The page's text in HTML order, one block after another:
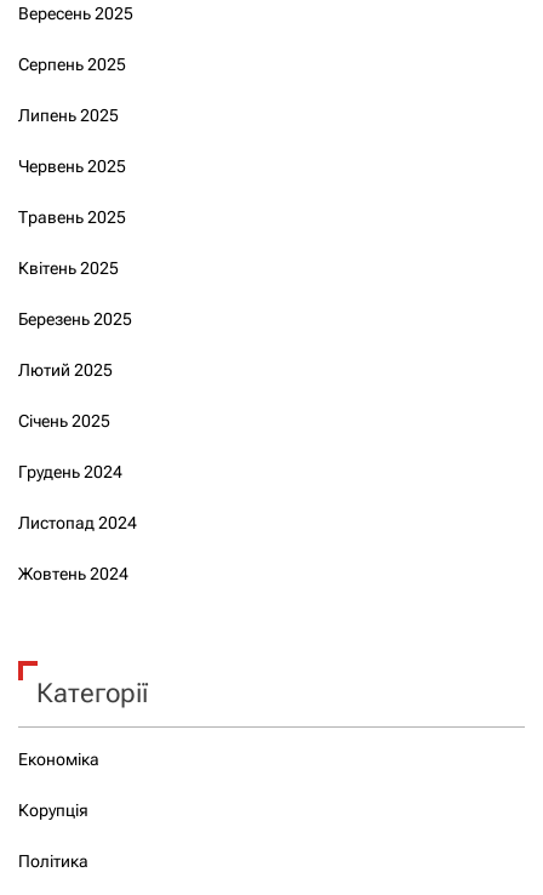
Вересень 2025
Серпень 2025
Липень 2025
Червень 2025
Травень 2025
Квітень 2025
Березень 2025
Лютий 2025
Січень 2025
Грудень 2024
Листопад 2024
Жовтень 2024
Категорії
Економіка
Корупція
Політика